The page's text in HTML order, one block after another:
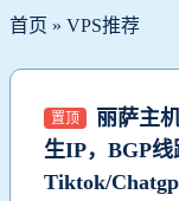
首页 » VPS推荐
置顶
丽萨主
生IP，BGP
Tiktok/